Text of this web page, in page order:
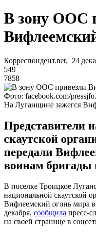
В зону ООС
Корреспондент.net, 24
549
7858
Фото: facebook.com/
На Луганщине зажегся
Представители
скаутской
передали
воинам бригады
В поселке Троицкое
национальной скаутской
Вифлеемский огонь мира
декабря, сообщила пресс-
на своей странице в